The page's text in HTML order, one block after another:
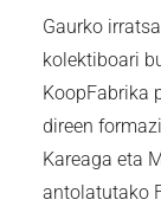
Gaurko
kolektiboari
KoopFabrika
direen
Kareaga eta
antolatutako